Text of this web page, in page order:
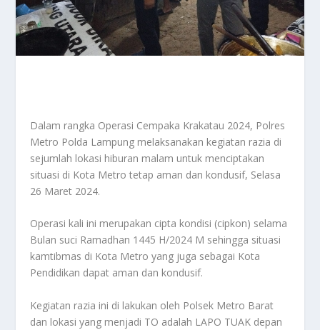
Dalam rangka Operasi Cempaka Krakatau 2024, Polres
Metro Polda Lampung melaksanakan kegiatan razia di
sejumlah lokasi hiburan malam untuk menciptakan
situasi di Kota Metro tetap aman dan kondusif, Selasa
26 Maret 2024.
Operasi kali ini merupakan cipta kondisi (cipkon) selama
Bulan suci Ramadhan 1445 H/2024 M sehingga situasi
kamtibmas di Kota Metro yang juga sebagai Kota
Pendidikan dapat aman dan kondusif.
Kegiatan razia ini di lakukan oleh Polsek Metro Barat
dan lokasi yang menjadi TO adalah LAPO TUAK depan